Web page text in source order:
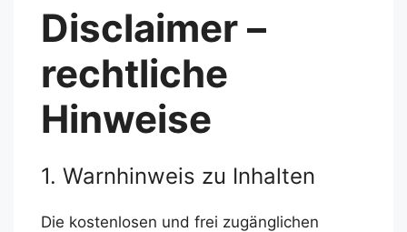
Disclaimer –
rechtliche
Hinweise
1. Warnhinweis zu Inhalten
Die kostenlosen und frei zugänglichen